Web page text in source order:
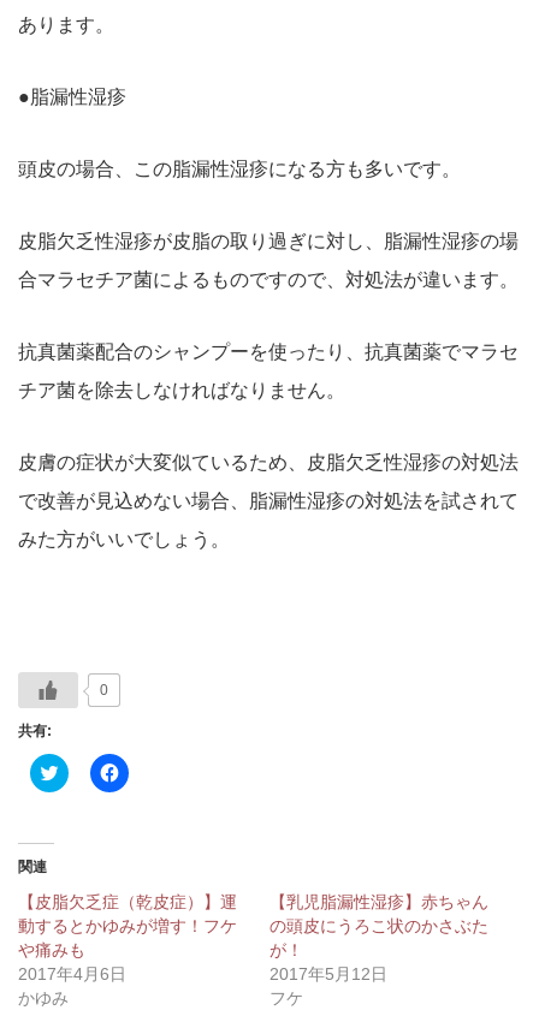
あります。
●脂漏性湿疹
頭皮の場合、この脂漏性湿疹になる方も多いです。
皮脂欠乏性湿疹が皮脂の取り過ぎに対し、脂漏性湿疹の場
合マラセチア菌によるものですので、対処法が違います。
抗真菌薬配合のシャンプーを使ったり、抗真菌薬でマラセ
チア菌を除去しなければなりません。
皮膚の症状が大変似ているため、皮脂欠乏性湿疹の対処法
で改善が見込めない場合、脂漏性湿疹の対処法を試されて
みた方がいいでしょう。
0
共有:
ク
リ
共
有
(新
し
い
ウ
ィ
ン
Facebook
で
ク
リ
ッ
ク
て
く
関連
【皮脂欠乏症（乾皮症）】運
動するとかゆみが増す！フケ
や痛みも
2017年4月6日
かゆみ
【乳児脂漏性湿疹】赤ちゃん
の頭皮にうろこ状のかさぶた
が！
2017年5月12日
フケ